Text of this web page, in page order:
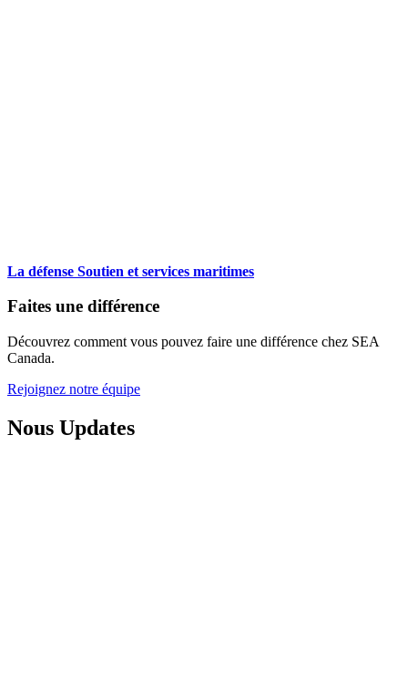
La défense Soutien et services maritimes
Faites une différence
Découvrez comment vous pouvez faire une différence chez SEA
Canada.
Rejoignez notre équipe
Nous Updates